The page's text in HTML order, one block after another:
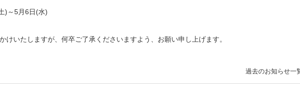
)～5月6日(水)
けいたしますが、何卒ご了承くださいますよう、お願い申し上げます。
過去のお知らせ一